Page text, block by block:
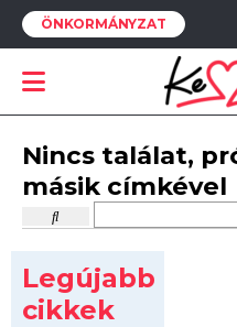
ÖNKORMÁNYZAT
Nincs találat,
másik címkével
Legújabb
cikkek